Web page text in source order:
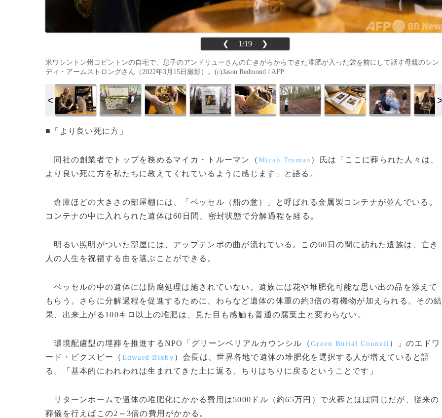
❮ 1/19 ❯
米ワシントン州コビントンの自宅で、息子のアンドリューさんの亡きがらからできた堆肥が入った袋を前にして話す母親のシン
ディ・アームストロングさん（2022年3月15日撮影）。(c)Jason Redmond / AFP
■「より良い死に方」
同社の創業者でトップを務めるマイカ・トルーマン（Micah Truman ）氏は「ここに葬られた人々は、
より良い死に方を私たちに教えてくれているように感じます」と語る。
倉庫ほどの大きさの部屋棚には、「ベッセル（船の意）」と呼ばれる金属製コンテナが並んでいる。
コンテナの中に入れられた遺体は60日間、密封状態で分解過程を経る。
明るい照明がついた部屋には、アップテンポの曲が流れている。この60日の間に訪れた遺族は、亡き
人の人生を祝福する曲を選ぶことができる。
ベッセルの中の遺体には防腐処理は施されていない。遺族には花や堆肥化可能な思い出の品を添えて
もらう。さらに分解過程を促進するために、わらなど遺体の体重の約3倍の有機物が加えられる。その結
果、出来上がる100キロ以上の堆肥は、見た目も感触も普通の腐葉土と変わらない。
環境配慮型の埋葬を推進するNPO「グリーンベリアルカウンシル（Green Burial Council ）」のエドワ
ード・ビクスビー（ Edward Bixby）会長は、世界各地で遺体の堆肥化を選択する人が増えていると語
る。「基本的にわれわれは生まれてきた土に返る、ちりはちりに戻るということです」
リターンホームで遺体の堆肥化にかかる費用は5000ドル（約65万円）で火葬とほぼ同じだが、従来の
葬儀を行えばこの2～3倍の費用がかかる。